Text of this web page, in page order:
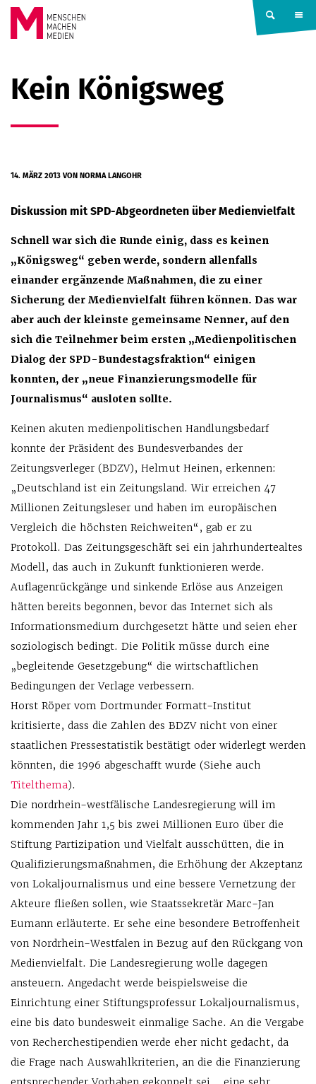
Springe zum Inhalt
MACHEN
MEDIEN
Kein Königsweg
14. MÄRZ 2013VON NORMA LANGOHR
Diskussion mit SPD-Abgeordneten über Medienvielfalt
Schnell war sich die Runde einig, dass es keinen
„Königsweg“ geben werde, sondern allenfalls
einander ergänzende Maßnahmen, die zu einer
Sicherung der Medienvielfalt führen können. Das war
aber auch der kleinste gemeinsame Nenner, auf den
sich die Teilnehmer beim ersten „Medienpolitischen
Dialog der SPD-Bundestagsfraktion“ einigen
konnten, der „neue Finanzierungsmodelle für
Journalismus“ ausloten sollte.
Keinen akuten medienpolitischen Handlungsbedarf
konnte der Präsident des Bundesverbandes der
Zeitungsverleger (BDZV), Helmut Heinen, erkennen:
„Deutschland ist ein Zeitungsland. Wir erreichen 47
Millionen Zeitungsleser und haben im europäischen
Vergleich die höchsten Reichweiten“, gab er zu
Protokoll. Das Zeitungsgeschäft sei ein jahrhundertealtes
Modell, das auch in Zukunft funktionieren werde.
Auflagenrückgänge und sinkende Erlöse aus Anzeigen
hätten bereits begonnen, bevor das Internet sich als
Informationsmedium durchgesetzt hätte und seien eher
soziologisch bedingt. Die Politik müsse durch eine
„begleitende Gesetzgebung“ die wirtschaftlichen
Bedingungen der Verlage verbessern.
Horst Röper vom Dortmunder Formatt-Institut
kritisierte, dass die Zahlen des BDZV nicht von einer
staatlichen Pressestatistik bestätigt oder widerlegt werden
könnten, die 1996 abgeschafft wurde (Siehe auch
Titelthema).
Die nordrhein-westfälische Landesregierung will im
kommenden Jahr 1,5 bis zwei Millionen Euro über die
Stiftung Partizipation und Vielfalt ausschütten, die in
Qualifizierungsmaßnahmen, die Erhöhung der Akzeptanz
von Lokaljournalismus und eine bessere Vernetzung der
Akteure fließen sollen, wie Staatssekretär Marc-Jan
Eumann erläuterte. Er sehe eine besondere Betroffenheit
von Nordrhein-Westfalen in Bezug auf den Rückgang von
Medienvielfalt. Die Landesregierung wolle dagegen
ansteuern. Angedacht werde beispielsweise die
Einrichtung einer Stiftungsprofessur Lokaljournalismus,
eine bis dato bundesweit einmalige Sache. An die Vergabe
von Recherchestipendien werde eher nicht gedacht, da
die Frage nach Auswahlkriterien, an die die Finanzierung